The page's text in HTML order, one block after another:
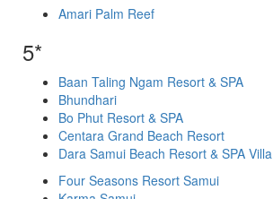
Amari Palm Reef
5*
Baan Taling Ngam Resort & SPA
Bhundhari
Bo Phut Resort & SPA
Centara Grand Beach Resort
Dara Samui Beach Resort & SPA Villa
Four Seasons Resort Samui